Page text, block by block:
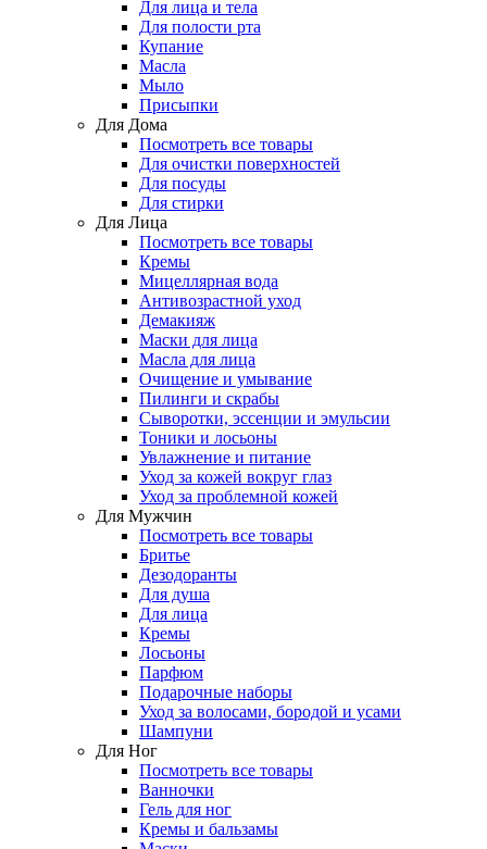
Для лица и тела
Для полости рта
Купание
Масла
Мыло
Присыпки
Для Дома
Посмотреть все товары
Для очистки поверхностей
Для посуды
Для стирки
Для Лица
Посмотреть все товары
Кремы
Мицеллярная вода
Антивозрастной уход
Демакияж
Маски для лица
Масла для лица
Очищение и умывание
Пилинги и скрабы
Сыворотки, эссенции и эмульсии
Тоники и лосьоны
Увлажнение и питание
Уход за кожей вокруг глаз
Уход за проблемной кожей
Для Мужчин
Посмотреть все товары
Бритье
Дезодоранты
Для душа
Для лица
Кремы
Лосьоны
Парфюм
Подарочные наборы
Уход за волосами, бородой и усами
Шампуни
Для Ног
Посмотреть все товары
Ванночки
Гель для ног
Кремы и бальзамы